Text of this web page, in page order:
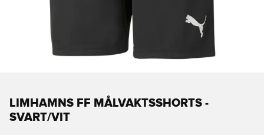
LIMHAMNS FF MÅLVAKTSSHORTS -
SVART/VIT